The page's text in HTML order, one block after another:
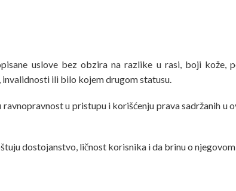
uslove bez obzira na razlike u rasi, boji kože,
ili bilo kojem drugom statusu.
u pristupu i korišćenju prava sadržanih u
dostojanstvo, ličnost korisnika i da brinu o